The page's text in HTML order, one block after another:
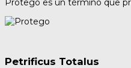
Petrificus Totalus